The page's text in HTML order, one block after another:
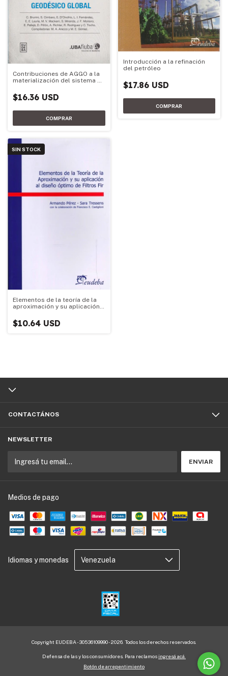
Contribuciones de AGGO a la
materialización del sistema de
$16.36 USD
Introducción a la refinación
del petróleo
$17.86 USD
SIN STOCK
Elementos de la teoría de la
aproximación y su aplicación
$10.64 USD
CONTACTÁNOS
NEWSLETTER
Medios de pago
Idiomas y monedas
Copyright EUDEBA - 30536109990 - 2026. Todos los derechos reservados.
Defensa de las y los consumidores. Para reclamos ingresá acá.
Botón de arrepentimiento